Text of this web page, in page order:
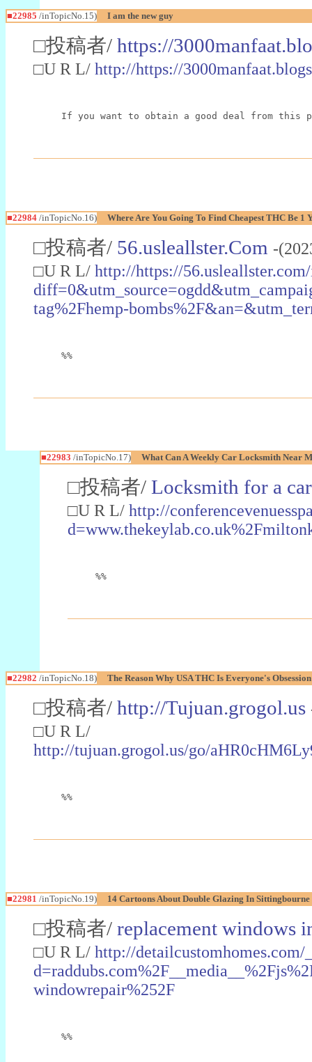
■22985 /inTopicNo.15) I am the new guy
□投稿者/ https://
□U R L/ http://https://
If you want to obtain a good deal from this
■22984 /inTopicNo.16) Where Are You Going To Find Cheapest THC Be 1
□投稿者/ 56.usleallster.Com -
□U R L/ http://https://
tag%2Fhemp-
%%
■22983 /inTopicNo.17) What Can A Weekly Car Locksmith Near
□投稿者/ Locksmith for a car
□U R L/ http://
%%
■22982 /inTopicNo.18) The Reason Why USA THC Is Everyone's
□投稿者/ http://Tujuan.grogol.us
□U R L/
http://tujuan.grogol.us/go/
%%
■22981 /inTopicNo.19) 14 Cartoons About Double Glazing In
□投稿者/ replacement windows
□U R L/ http://detailcustomhomes.com/
windowrepair%252F
%%